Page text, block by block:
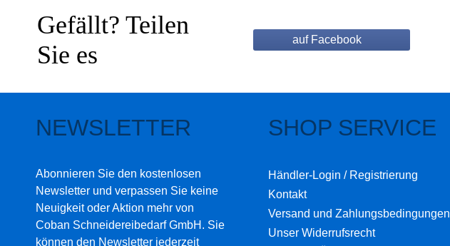
Gefällt? Teilen
Sie es
auf Facebook
NEWSLETTER
Abonnieren Sie den kostenlosen
Newsletter und verpassen Sie keine
Neuigkeit oder Aktion mehr von
Coban Schneidereibedarf GmbH. Sie
können den Newsletter jederzeit
SHOP SERVICE
Händler-Login / Registrierung
Kontakt
Versand und Zahlungsbedingungen
Unser Widerrufsrecht